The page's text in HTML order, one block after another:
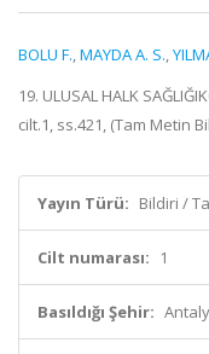
BOLU F.,MAYDA A. S.,
19. ULUSAL HALK
cilt.1, ss.421, (Tam Metin
Yayın Türü: Bildiri /
Cilt numarası: 1
Basıldığı Şehir: